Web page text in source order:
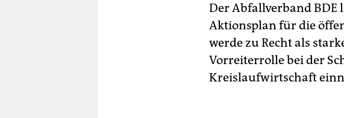
Der Abfallverband BDE
Aktionsplan für die
werde zu Recht als
Vorreiterrolle bei der
Kreislaufwirtschaft